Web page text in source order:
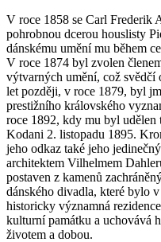
V roce 1858 se Carl Frederik
pohrobnou dcerou houslisty
dánskému umění mu během
V roce 1874 byl zvolen
výtvarných umění, což svědčí
let později, v roce 1879, byl
prestižního královského
roce 1892, kdy mu byl udělen
Kodani 2. listopadu 1895.
jeho odkaz také jeho
architektem Vilhelmem
postaven z kamenů
dánského divadla, které bylo
historicky významná
kulturní památku a uchovává
životem a dobou.